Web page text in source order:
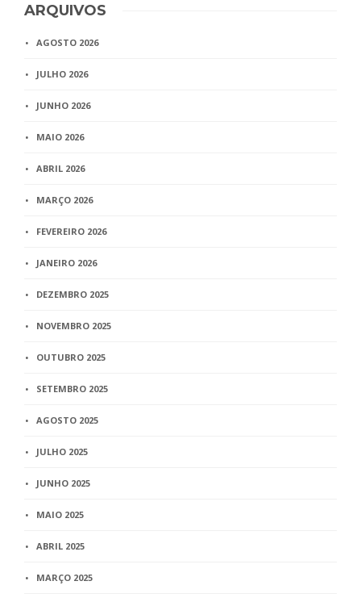
ARQUIVOS
AGOSTO 2026
JULHO 2026
JUNHO 2026
MAIO 2026
ABRIL 2026
MARÇO 2026
FEVEREIRO 2026
JANEIRO 2026
DEZEMBRO 2025
NOVEMBRO 2025
OUTUBRO 2025
SETEMBRO 2025
AGOSTO 2025
JULHO 2025
JUNHO 2025
MAIO 2025
ABRIL 2025
MARÇO 2025